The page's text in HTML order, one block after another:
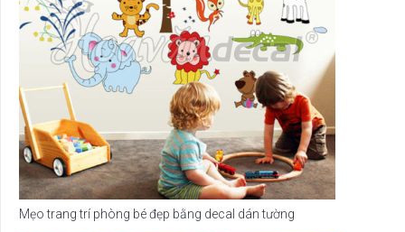
Mẹo trang trí phòng bé đẹp bằng decal dán tường